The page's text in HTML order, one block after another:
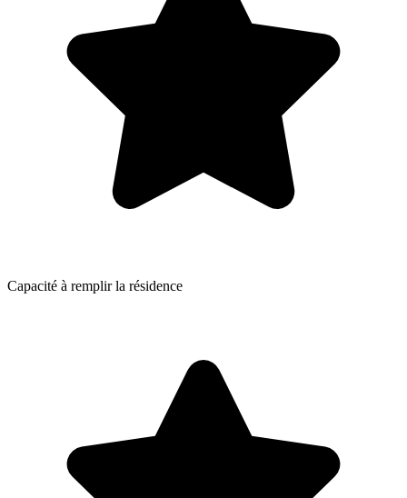
Capacité à remplir la résidence